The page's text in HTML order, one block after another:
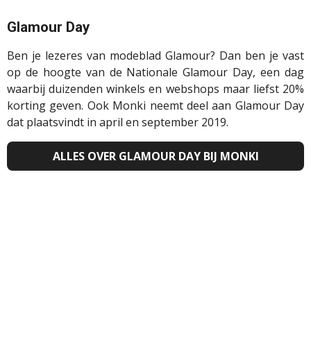
Glamour Day
Ben je lezeres van modeblad Glamour? Dan ben je vast
op de hoogte van de Nationale Glamour Day, een dag
waarbij duizenden winkels en webshops maar liefst 20%
korting geven. Ook Monki neemt deel aan Glamour Day
dat plaatsvindt in april en september 2019.
ALLES OVER GLAMOUR DAY BIJ MONKI